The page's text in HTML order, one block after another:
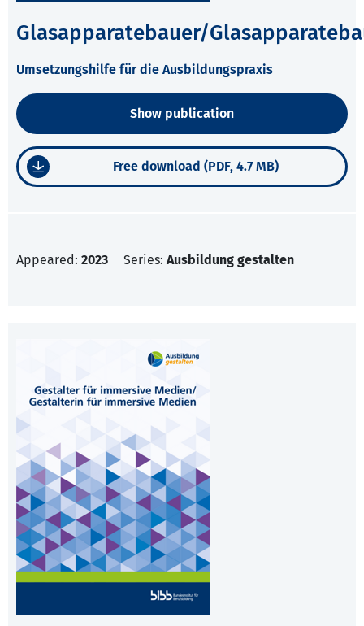
Glasapparatebauer/
Umsetzungshilfe für die Ausbildungspraxis
Show publication
Free download (PDF, 4.7 MB)
Appeared: 2023 Series: Ausbildung gestalten